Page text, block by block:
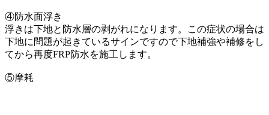
④防水面浮き
浮きは下地と防水層の剥がれになります。この症状の場合は
下地に問題が起きているサインですので下地補強や補修をし
てから再度FRP防水を施工します。
⑤摩耗